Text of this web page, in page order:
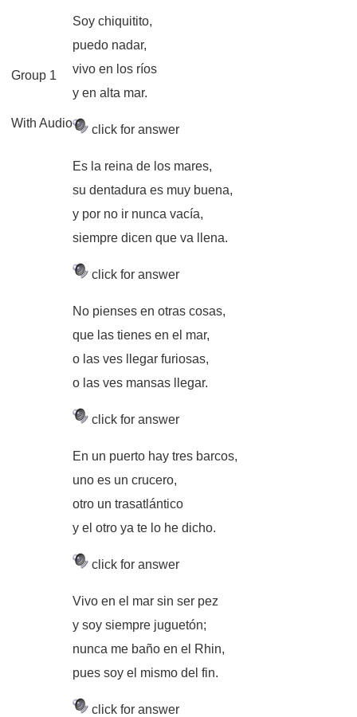
Group 1
With Audio
Soy chiquitito,
puedo nadar,
vivo en los ríos
y en alta mar.
click for answer
Es la reina de los mares,
su dentadura es muy buena,
y por no ir nunca vacía,
siempre dicen que va llena.
click for answer
No pienses en otras cosas,
que las tienes en el mar,
o las ves llegar furiosas,
o las ves mansas llegar.
click for answer
En un puerto hay tres barcos,
uno es un crucero,
otro un trasatlántico
y el otro ya te lo he dicho.
click for answer
Vivo en el mar sin ser pez
y soy siempre juguetón;
nunca me baño en el Rhin,
pues soy el mismo del fin.
click for answer